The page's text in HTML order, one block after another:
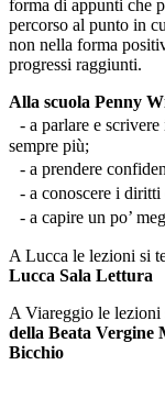
forma di appunti che
percorso al punto in
non nella forma
progressi raggiunti.
Alla scuola Penny
- a parlare e
sempre più;
- a prendere
- a conoscere i
- a capire un po’
A Lucca le lezioni si
Lucca Sala Lettura
A Viareggio le lezioni
della Beata Vergine
Bicchio